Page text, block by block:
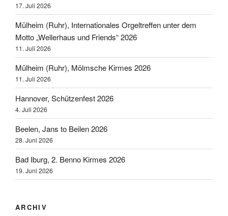
17. Juli 2026
Mülheim (Ruhr), Internationales Orgeltreffen unter dem
Motto „Wellerhaus und Friends“ 2026
11. Juli 2026
Mülheim (Ruhr), Mölmsche Kirmes 2026
11. Juli 2026
Hannover, Schützenfest 2026
4. Juli 2026
Beelen, Jans to Beilen 2026
28. Juni 2026
Bad Iburg, 2. Benno Kirmes 2026
19. Juni 2026
ARCHIV